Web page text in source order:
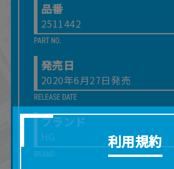
品番
2511442
発売日
2020年6月27日発売
ブランド
HG 利用規約